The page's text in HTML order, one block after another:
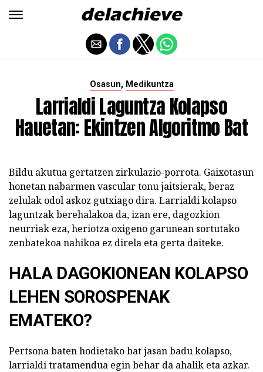
Osasun, Medikuntza
Larrialdi Laguntza Kolapso
Hauetan: Ekintzen Algoritmo Bat
Bildu akutua gertatzen zirkulazio-porrota. Gaixotasun
honetan nabarmen vascular tonu jaitsierak, beraz
zelulak odol askoz gutxiago dira. Larrialdi kolapso
laguntzak berehalakoa da, izan ere, dagozkion
neurriak eza, heriotza oxigeno garunean sortutako
zenbatekoa nahikoa ez direla eta gerta daiteke.
HALA DAGOKIONEAN KOLAPSO
LEHEN SOROSPENAK
EMATEKO?
Pertsona baten hodietako bat jasan badu kolapso,
larrialdi tratamendua egin behar da ahalik eta azkar.